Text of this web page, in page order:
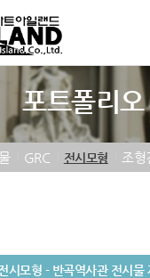
포트폴리오
GRC 전시모형 조형
시모형 - 반곡역사관 전시물